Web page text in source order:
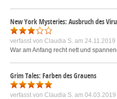
New York Mysteries: Ausbruch des
verfasst von Claudia S. am 24.11.2019
War am Anfang recht nett und
Grim Tales: Farben des Grauens
verfasst von Claudia S. am